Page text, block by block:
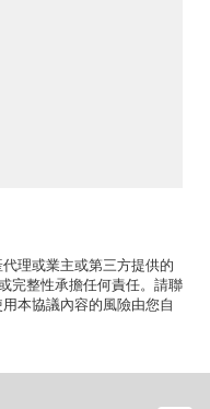
理或業主或第三方提供的
完整性承擔任何責任。請聯
本協議內容的風險由您自